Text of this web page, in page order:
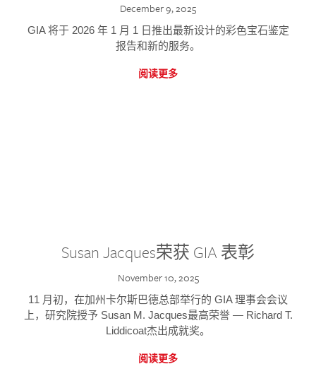
December 9, 2025
GIA 将于 2026 年 1 月 1 日推出最新设计的彩色宝石鉴定
报告和新的服务。
阅读更多
Susan Jacques荣获 GIA 表彰
November 10, 2025
11 月初，在加州卡尔斯巴德总部举行的 GIA 理事会会议
上，研究院授予 Susan M. Jacques最高荣誉 — Richard T.
Liddicoat杰出成就奖。
阅读更多